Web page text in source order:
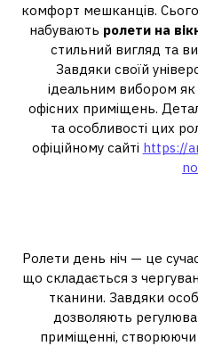
комфорт мешканців.
набувають ролети на
стильний вигляд та
Завдяки своїй
ідеальним вибором як
офісних приміщень.
та особливості цих
офіційному сайті https://
Ролети день ніч — це
що складається з
тканини. Завдяки
дозволяють
приміщенні,